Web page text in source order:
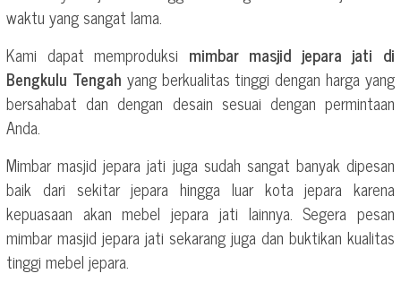
waktu yang sangat lama.
Kami dapat memproduksi mimbar masjid jepara jati di
Bengkulu Tengah yang berkualitas tinggi dengan harga yang
bersahabat dan dengan desain sesuai dengan permintaan
Anda.
Mimbar masjid jepara jati juga sudah sangat banyak dipesan
baik dari sekitar jepara hingga luar kota jepara karena
kepuasaan akan mebel jepara jati lainnya. Segera pesan
mimbar masjid jepara jati sekarang juga dan buktikan kualitas
tinggi mebel jepara.